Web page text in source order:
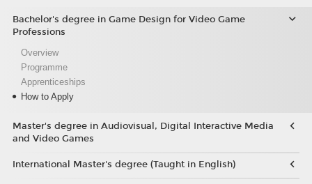
Bachelor's degree in Game Design for Video Game
Professions
Overview
Programme
Apprenticeships
How to Apply
Master's degree in Audiovisual, Digital Interactive Media
and Video Games
International Master's degree (Taught in English)